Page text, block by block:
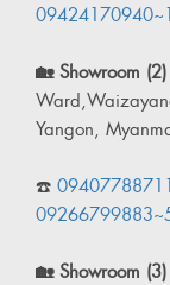
09424170940~1
🏡 Showroom
Yangon,
☎️ 09407788711
🏡 Showroom